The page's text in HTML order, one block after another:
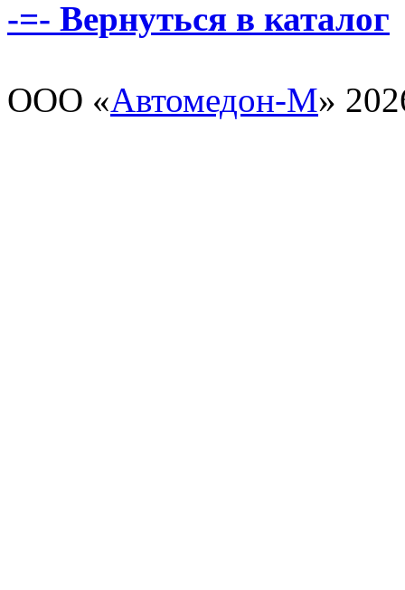
-=- Вернуться в каталог
ООО «Автомедон-М»